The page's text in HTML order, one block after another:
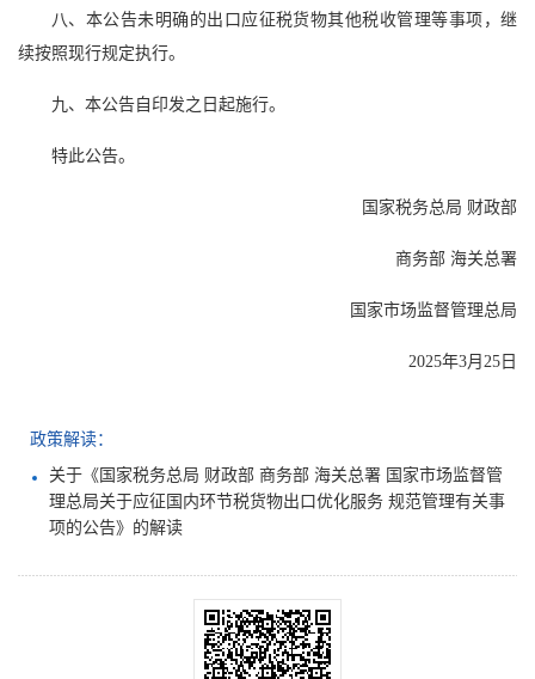
八、本公告未明确的出口应征税货物其他税收管理等事项，继
续按照现行规定执行。
九、本公告自印发之日起施行。
特此公告。
国家税务总局 财政部
商务部 海关总署
国家市场监督管理总局
2025年3月25日
政策解读：
关于《国家税务总局 财政部 商务部 海关总署 国家市场监督管
理总局关于应征国内环节税货物出口优化服务 规范管理有关事
项的公告》的解读